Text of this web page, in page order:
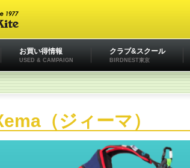
お買い得情報
USED & CAMPAIGN
クラブ&スクール
BIRDNEST東京
（ジィーマ）